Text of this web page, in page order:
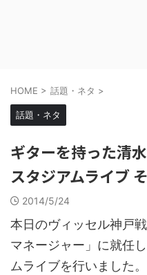
HOME > 話題・ネタ >
話題・ネタ
ギターを持った清
スタジアムライブ
2014/5/24
本日のヴィッセル神戸
マネージャー」に就任
ムライブを行いました。